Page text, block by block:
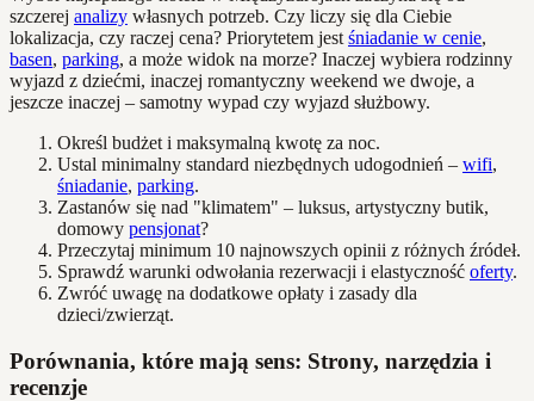
szczerej analizy własnych potrzeb. Czy liczy się dla Ciebie
lokalizacja, czy raczej cena? Priorytetem jest śniadanie w cenie,
basen, parking, a może widok na morze? Inaczej wybiera rodzinny
wyjazd z dziećmi, inaczej romantyczny weekend we dwoje, a
jeszcze inaczej – samotny wypad czy wyjazd służbowy.
Określ budżet i maksymalną kwotę za noc.
Ustal minimalny standard niezbędnych udogodnień – wifi,
śniadanie, parking.
Zastanów się nad "klimatem" – luksus, artystyczny butik,
domowy pensjonat?
Przeczytaj minimum 10 najnowszych opinii z różnych źródeł.
Sprawdź warunki odwołania rezerwacji i elastyczność oferty.
Zwróć uwagę na dodatkowe opłaty i zasady dla
dzieci/zwierząt.
Porównania, które mają sens: Strony, narzędzia i
recenzje